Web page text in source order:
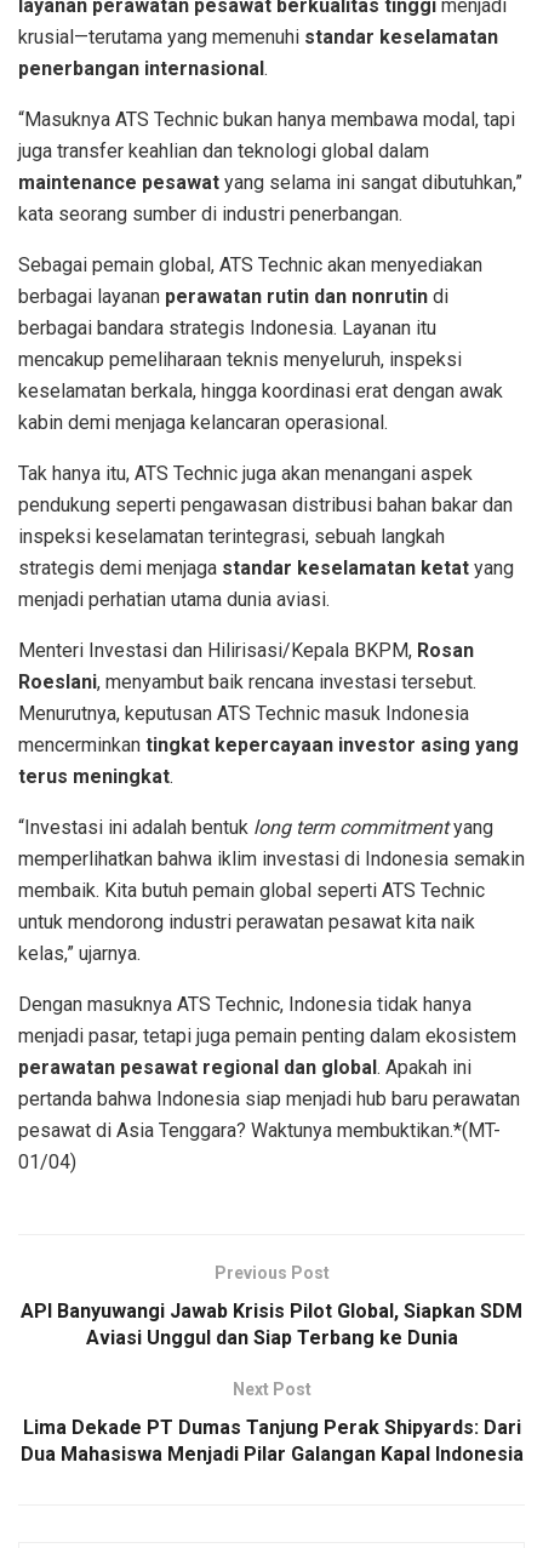
layanan perawatan pesawat berkualitas tinggi menjadi
krusial—terutama yang memenuhi standar keselamatan
penerbangan internasional.
“Masuknya ATS Technic bukan hanya membawa modal, tapi
juga transfer keahlian dan teknologi global dalam
maintenance pesawat yang selama ini sangat dibutuhkan,”
kata seorang sumber di industri penerbangan.
Sebagai pemain global, ATS Technic akan menyediakan
berbagai layanan perawatan rutin dan nonrutin di
berbagai bandara strategis Indonesia. Layanan itu
mencakup pemeliharaan teknis menyeluruh, inspeksi
keselamatan berkala, hingga koordinasi erat dengan awak
kabin demi menjaga kelancaran operasional.
Tak hanya itu, ATS Technic juga akan menangani aspek
pendukung seperti pengawasan distribusi bahan bakar dan
inspeksi keselamatan terintegrasi, sebuah langkah
strategis demi menjaga standar keselamatan ketat yang
menjadi perhatian utama dunia aviasi.
Menteri Investasi dan Hilirisasi/Kepala BKPM, Rosan
Roeslani, menyambut baik rencana investasi tersebut.
Menurutnya, keputusan ATS Technic masuk Indonesia
mencerminkan tingkat kepercayaan investor asing yang
terus meningkat.
“Investasi ini adalah bentuk long term commitmentyang
memperlihatkan bahwa iklim investasi di Indonesia semakin
membaik. Kita butuh pemain global seperti ATS Technic
untuk mendorong industri perawatan pesawat kita naik
kelas,” ujarnya.
Dengan masuknya ATS Technic, Indonesia tidak hanya
menjadi pasar, tetapi juga pemain penting dalam ekosistem
perawatan pesawat regional dan global. Apakah ini
pertanda bahwa Indonesia siap menjadi hub baru perawatan
pesawat di Asia Tenggara? Waktunya membuktikan.*(MT-
01/04)
Previous Post
API Banyuwangi Jawab Krisis Pilot Global, Siapkan SDM
Aviasi Unggul dan Siap Terbang ke Dunia
Next Post
Lima Dekade PT Dumas Tanjung Perak Shipyards: Dari
Dua Mahasiswa Menjadi Pilar Galangan Kapal Indonesia